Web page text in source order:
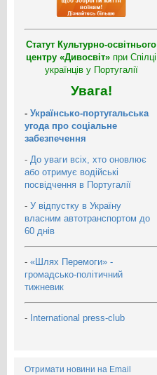
Статут Культурно-освітнього
центру «Дивосвіт» при Спілці
українців у Португалії
Увага!
- Українсько-португальська
угода про соціальне
забезпечення
- До уваги всіх, хто оновлює
або отримує водійські
посвідчення в Португалії
- У відпустку в Україну
власним автотранспортом до
60 днів
- «Шлях Перемоги» -
громадсько-політичний
тижневик
- International press-club
Отримати новини на Email